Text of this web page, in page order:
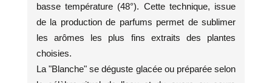
basse température (48°). Cette technique, issue
de la production de parfums permet de sublimer
les arômes les plus fins extraits des plantes
choisies.
La "Blanche" se déguste glacée ou préparée selon